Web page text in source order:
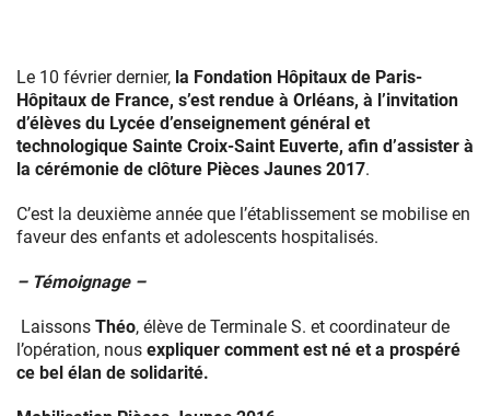
Le 10 février dernier, la Fondation Hôpitaux de Paris-
Hôpitaux de France, s’est rendue à Orléans, à l’invitation
d’élèves du Lycée d’enseignement général et
technologique Sainte Croix-Saint Euverte, afin d’assister à
la cérémonie de clôture Pièces Jaunes 2017.
C’est la deuxième année que l’établissement se mobilise en
faveur des enfants et adolescents hospitalisés.
– Témoignage –
Laissons Théo, élève de Terminale S. et coordinateur de
l’opération, nous expliquer comment est né et a prospéré
ce bel élan de solidarité.